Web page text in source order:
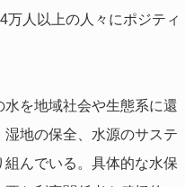
人以上の人々にポジティ
を地域社会や生態系に還
地の保全、水源のサステ
んでいる。具体的な水保